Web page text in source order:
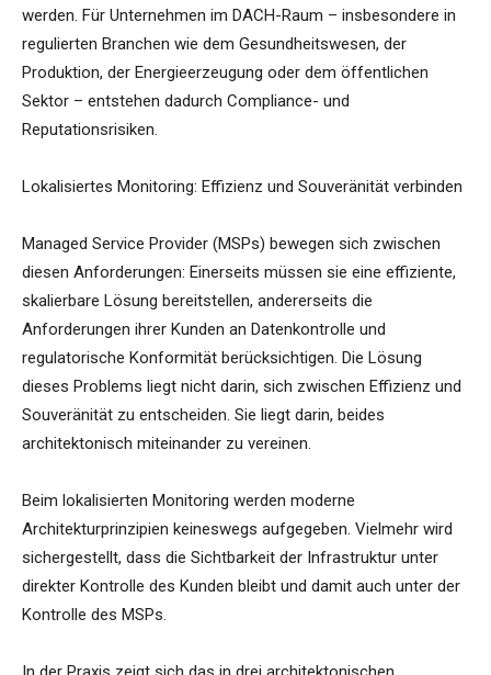
werden. Für Unternehmen im DACH-Raum – insbesondere in
regulierten Branchen wie dem Gesundheitswesen, der
Produktion, der Energieerzeugung oder dem öffentlichen
Sektor – entstehen dadurch Compliance- und
Reputationsrisiken.
Lokalisiertes Monitoring: Effizienz und Souveränität verbinden
Managed Service Provider (MSPs) bewegen sich zwischen
diesen Anforderungen: Einerseits müssen sie eine effiziente,
skalierbare Lösung bereitstellen, andererseits die
Anforderungen ihrer Kunden an Datenkontrolle und
regulatorische Konformität berücksichtigen. Die Lösung
dieses Problems liegt nicht darin, sich zwischen Effizienz und
Souveränität zu entscheiden. Sie liegt darin, beides
architektonisch miteinander zu vereinen.
Beim lokalisierten Monitoring werden moderne
Architekturprinzipien keineswegs aufgegeben. Vielmehr wird
sichergestellt, dass die Sichtbarkeit der Infrastruktur unter
direkter Kontrolle des Kunden bleibt und damit auch unter der
Kontrolle des MSPs.